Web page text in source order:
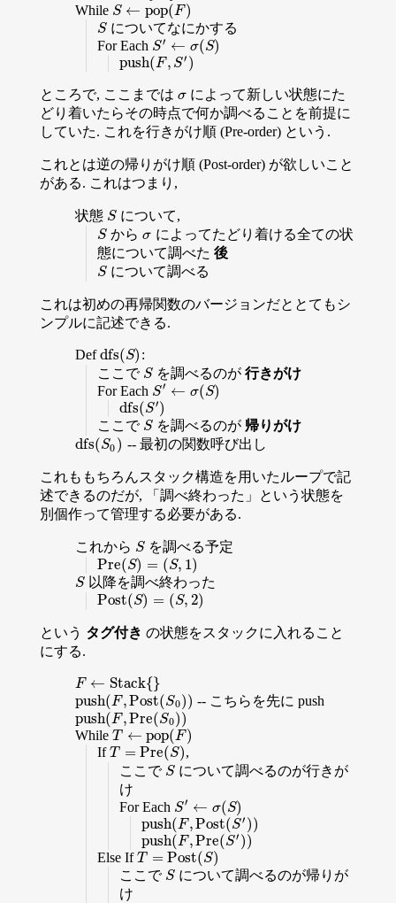
While S ← pop(F)
S←p op(F)
S
S についてなにかする
For Each S′ ← σ(S)
S′←σ S)
push(F, S′ )
push(F,S′ )
ところで, ここまでは σ
σ によって新しい状態にた
どり着いたらその時点で何か調べることを前提に
していた. これを行きがけ順 (Pre-order) という.
これとは逆の帰りがけ順 (Post-order) が欲しいこと
がある. これはつまり,
状態 S
S について,
S
S からσ
σ によってたどり着ける全ての状
態について調べた 後
S
S について調べる
これは初めの再帰関数のバージョンだととてもシ
ンプルに記述できる.
Defdfs(S)
dfs(S)
:
ここで S
S を調べるのが行きがけ
For Each S′ ← σ(S)
S′←σ S)
dfs(S′)
dfs(S′)
ここで S
S を調べるのが 帰りがけ
dfs(S0 )
dfs(S0) -- 最初の関数呼び出し
これももちろんスタック構造を用いたループで記
述できるのだが, 「調べ終わった」という状態を
別個作って管理する必要がある.
これから S
S を調べる予定
Pre(S) = (S, 1)
Pre(S)=( S,1 )
S
S 以降を調べ終わった
Post(S) = (S, 2)
Post(S)=( S,2 )
という タグ付き の状態をスタックに入れること
にする.
F ← Stack{}
F←S ack{}
push(F,Post(S0))
push(F,Post(S0)) -- こちらを先に push
push(F,Pre(S0))
push(F,Pre(S0))
While T ← pop(F)
T←p op(F)
IfT = Pre(S)
T=Pr e(S)
,
ここで S
S について調べるのが行きが
け
For Each S′ ← σ(S)
S′←σ S)
push(F,Post(S′ ))
push(F,Post(S′))
push(F,Pre(S′ ))
push(F,Pre(S′))
Else IfT = Post(S)
T=Post(S)
ここで S
S について調べるのが帰りが
け